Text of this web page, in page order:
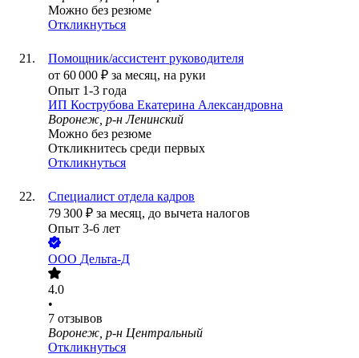
Можно без резюме
Откликнуться
Помощник/ассистент руководителя
от 60 000 ₽ за месяц, на руки
Опыт 1-3 года
ИП Кострубова Екатерина Александровна
Воронеж, р-н Ленинский
Можно без резюме
Откликнитесь среди первых
Откликнуться
Специалист отдела кадров
79 300 ₽ за месяц, до вычета налогов
Опыт 3-6 лет
ООО Дельта-Д
4.0
•
7 отзывов
Воронеж, р-н Центральный
Откликнуться